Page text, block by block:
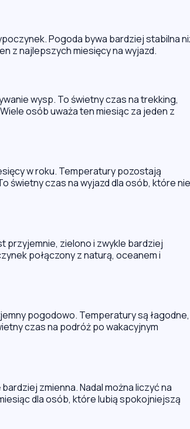
Pogoda bywa bardziej stabilna
z najlepszych miesięcy na wyjazd.
wysp. To świetny czas na trekking,
osób uważa ten miesiąc za jeden z
w roku. Temperatury pozostają
świetny czas na wyjazd dla osób, które nie
przyjemnie, zielono i zwykle bardziej
połączony z naturą, oceanem i
pogodowo. Temperatury są łagodne,
czas na podróż po wakacyjnym
zmienna. Nadal można liczyć na
dla osób, które lubią spokojniejszą